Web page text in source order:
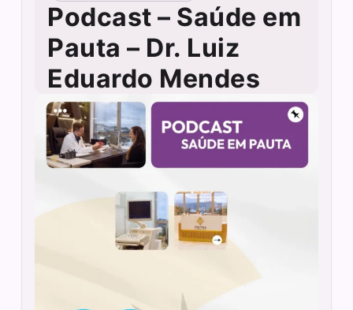
Podcast – Saúde em
Pauta – Dr. Luiz
Eduardo Mendes